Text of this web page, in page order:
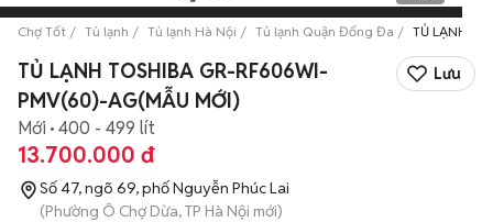
Chợ Tốt Tủ lạnh Tủ lạnh Hà Nội Tủ lạnh Quận Đống Đa TỦ LẠNH
TỦ LẠNH TOSHIBA GR-RF606WI-
PMV(60)-AG(MẪU MỚI)
Lưu
Mới 400 - 499 lít
13.700.000 đ
Số 47, ngõ 69, phố Nguyễn Phúc Lai
(Phường Ô Chợ Dừa, TP Hà Nội mới)